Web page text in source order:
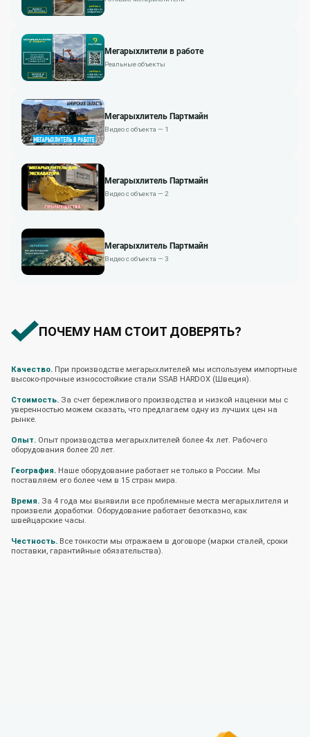
Мегарыхлители в работе
Реальные объекты
Мегарыхлитель Партмайн
Видео с объекта — 1
Мегарыхлитель Партмайн
Видео с объекта — 2
Мегарыхлитель Партмайн
Видео с объекта — 3
ПОЧЕМУ НАМ СТОИТ ДОВЕРЯТЬ?
Качество. При производстве мегарыхлителей мы используем импортные
высоко-прочные износостойкие стали SSAB HARDOX (Швеция).
Стоимость. За счет бережливого производства и низкой наценки мы с
уверенностью можем сказать, что предлагаем одну из лучших цен на
рынке.
Опыт. Опыт производства мегарыхлителей более 4х лет. Рабочего
оборудования более 20 лет.
География. Наше оборудование работает не только в России. Мы
поставляем его более чем в 15 стран мира.
Время. За 4 года мы выявили все проблемные места мегарыхлителя и
произвели доработки. Оборудование работает безотказно, как
швейцарские часы.
Честность. Все тонкости мы отражаем в договоре (марки сталей, сроки
поставки, гарантийные обязательства).